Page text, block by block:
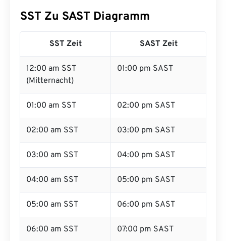
SST Zu SAST Diagramm
SST Zeit SAST Zeit
12:00 am SST
(Mitternacht)
01:00 pm SAST
01:00 am SST 02:00 pm SAST
02:00 am SST 03:00 pm SAST
03:00 am SST 04:00 pm SAST
04:00 am SST 05:00 pm SAST
05:00 am SST 06:00 pm SAST
06:00 am SST 07:00 pm SAST